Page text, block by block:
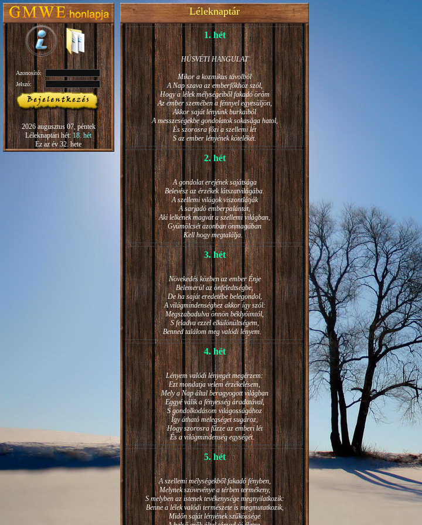
Azonosító:
Jelszó:
2026 augusztus 07, péntek
Léleknaptári hét:18. hét
Ez az év 32. hete
Léleknaptár
1. hét
HÚSVÉTI HANGULAT
Mikor a kozmikus távolból
A Nap szava az emberfőkhöz szól,
Hogy a lélek mélységeiből fakadó öröm
Az ember szemében a fénnyel egyesüljön,
Akkor saját lényünk burkaiból
A messzeségekbe gondolatok sokasága hatol,
És szorosra főzi a szellemi lét
S az ember lényének kötelékét.
2. hét
A gondolat erejének sajátsága
Belevész az érzékek látszatvilágába.
A szellemi világok viszontlátják
A sarjadó emberpalántát,
Aki lelkének magvát a szellemi világban,
Gyümölcsét azonban önmagában
Kell hogy megtalálja.
3. hét
Növekedés közben az ember Énje
Belemerül az önfeledtségbe,
De ha saját eredetébe belegondol,
A világmindenséghez akkor így szól:
Megszabadulva önnön béklyóimtól,
S feladva ezzel elkülönültségem,
Benned találom meg valódi lényem.
4. hét
Lényem valódi lényegét megérzem:
Ezt mondatja velem érzékelésem,
Mely a Nap által beragyogott világban
Eggyé válik a fényesség áradatával,
S gondolkodásom világosságához
Így átható melegséget sugároz,
Hogy szorosra fűzze az emberi lét
És a világmindenség egységét.
5. hét
A szellemi mélységekből fakadó fényben,
Melynek szövevénye a térben termékeny,
S melyben az istenek tevékenysége megnyilatkozik:
Benne a lélek valódi természete is megmutatkozik,
Midőn saját lényének szűkössége